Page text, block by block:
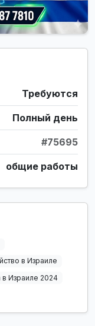
Требуются
Полный день
#75695
общие работы
в Израиле
в Израиле 2024